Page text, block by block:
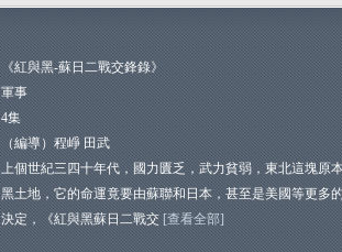
《紅與黑-蘇日二戰交鋒錄》
軍事
4集
（編導）程崢 田武
上個世紀三四十年代，國力匱乏，武力貧弱，東北這塊原
黑土地，它的命運竟要由蘇聯和日本，甚至是美國等更多
決定，《紅與黑蘇日二戰交 [查看全部]